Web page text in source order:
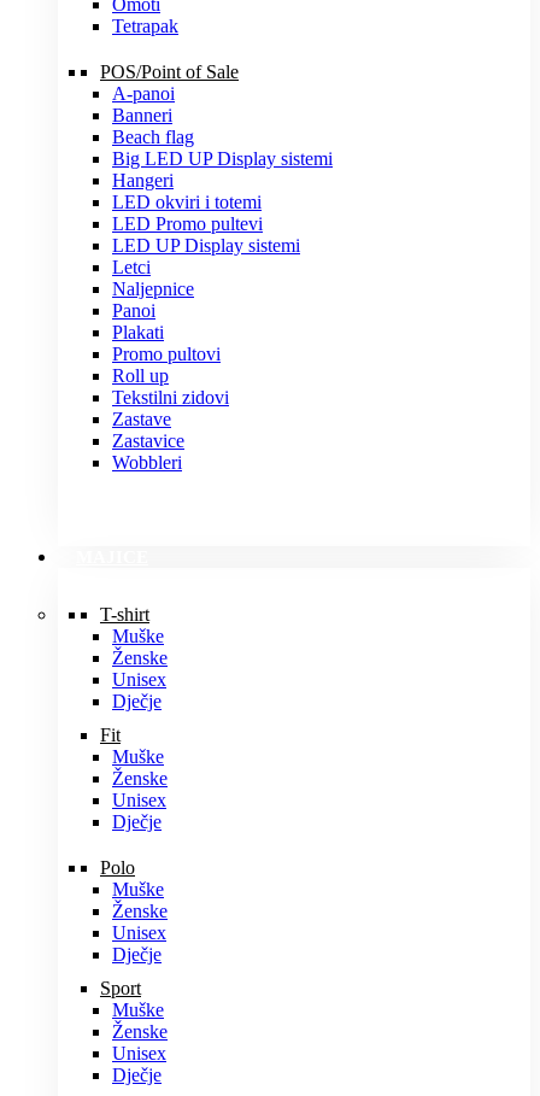
Omoti
Tetrapak
POS/Point of Sale
A-panoi
Banneri
Beach flag
Big LED UP Display sistemi
Hangeri
LED okviri i totemi
LED Promo pultevi
LED UP Display sistemi
Letci
Naljepnice
Panoi
Plakati
Promo pultovi
Roll up
Tekstilni zidovi
Zastave
Zastavice
Wobbleri
T-shirt
Muške
Ženske
Unisex
Dječje
Fit
Muške
Ženske
Unisex
Dječje
Polo
Muške
Ženske
Unisex
Dječje
Sport
Muške
Ženske
Unisex
Dječje